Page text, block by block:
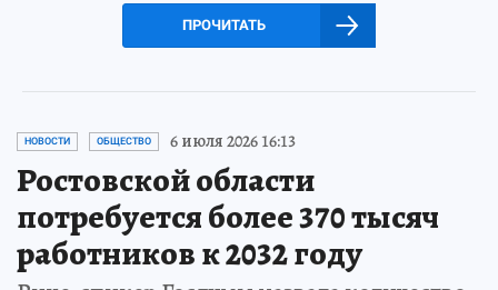
ПРОЧИТАТЬ
НОВОСТИ ОБЩЕСТВО 6 июля 2026 16:13
Ростовской области
потребуется более 370 тысяч
работников к 2032 году